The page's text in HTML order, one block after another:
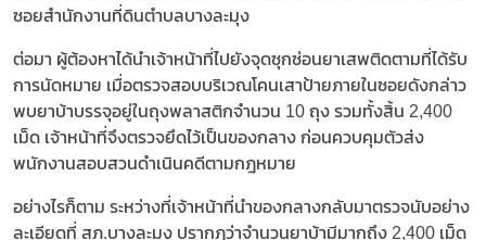
ซอยสำนักงานที่ดินตำบลบางละมุง
ต่อมา ผู้ต้องหาได้นำเจ้าหน้าที่ไปยังจุดซุกซ่อนยาเสพติดตามที่ได้รับ
การนัดหมาย เมื่อตรวจสอบบริเวณโคนเสาป้ายภายในซอยดังกล่าว
พบยาบ้าบรรจุอยู่ในถุงพลาสติกจำนวน 10 ถุง รวมทั้งสิ้น 2,400
เม็ด เจ้าหน้าที่จึงตรวจยึดไว้เป็นของกลาง ก่อนควบคุมตัวส่ง
พนักงานสอบสวนดำเนินคดีตามกฎหมาย
อย่างไรก็ตาม ระหว่างที่เจ้าหน้าที่นำของกลางกลับมาตรวจนับอย่าง
ละเอียดที่ สภ.บางละมุง ปรากฏว่าจำนวนยาบ้ามีมากถึง 2,400 เม็ด